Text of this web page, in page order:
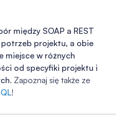
między SOAP a REST
projektu, a obie
miejsce w różnych
od specyfiki projektu i
. Zapoznaj się także ze
!